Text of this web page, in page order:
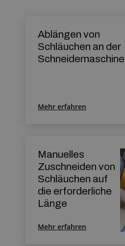
Ablängen von
Schläuchen an der
Schneidemaschine
Mehr erfahren
Manuelles
Zuschneiden von
Schläuchen auf
die erforderliche
Länge
Mehr erfahren